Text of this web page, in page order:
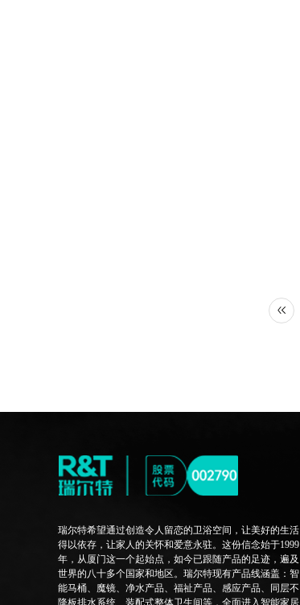
瑞尔特希望通过创造令人留恋的卫浴空间，让美好的生活
得以依存，让家人的关怀和爱意永驻。这份信念始于1999
年，从厦门这一个起始点，如今已跟随产品的足迹，遍及
世界的八十多个国家和地区。瑞尔特现有产品线涵盖：智
能马桶、魔镜、净水产品、福祉产品、感应产品、同层不
降板排水系统、装配式整体卫生间等，全面进入智能家居